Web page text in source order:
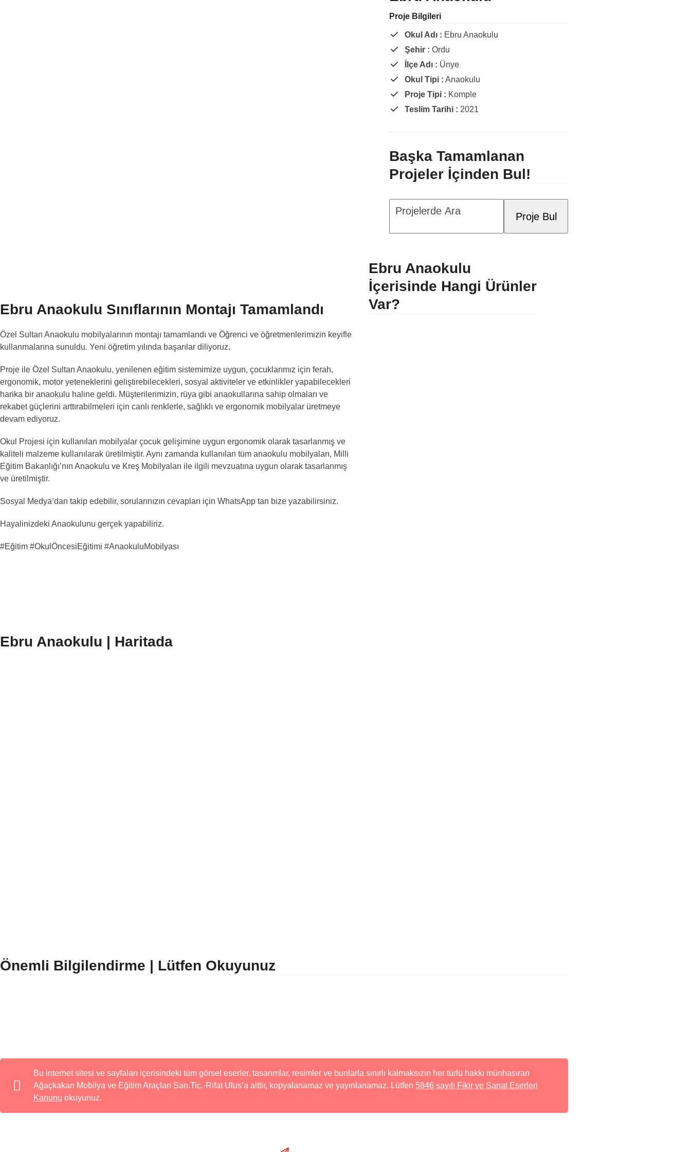
Proje Bilgileri
Okul Adı : Ebru Anaokulu
Şehir : Ordu
İlçe Adı : Ünye
Okul Tipi : Anaokulu
Proje Tipi : Komple
Teslim Tarihi : 2021
Başka Tamamlanan
Projeler İçinden Bul!
Projelerde
Proje Bul
Ebru Anaokulu Sınıflarının Montajı Tamamlandı
Özel Sultan Anaokulu mobilyalarının montajı tamamlandı ve Öğrenci ve öğretmenlerimizin keyifle
kullanmalarına sunuldu. Yeni öğretim yılında başarılar diliyoruz.
Proje ile Özel Sultan Anaokulu, yenilenen eğitim sistemimize uygun, çocuklarımız için ferah,
ergonomik, motor yeteneklerini geliştirebilecekleri, sosyal aktiviteler ve etkinlikler yapabilecekleri
harika bir anaokulu haline geldi. Müşterilerimizin, rüya gibi anaokullarına sahip olmaları ve
rekabet güçlerini arttırabilmeleri için canlı renklerle, sağlıklı ve ergonomik mobilyalar üretmeye
devam ediyoruz.
Okul Projesi için kullanılan mobilyalar çocuk gelişimine uygun ergonomik olarak tasarlanmış ve
kaliteli malzeme kullanılarak üretilmiştir. Aynı zamanda kullanılan tüm anaokulu mobilyaları, Milli
Eğitim Bakanlığı’nın Anaokulu ve Kreş Mobilyaları ile ilgili mevzuatına uygun olarak tasarlanmış
ve üretilmiştir.
Sosyal Medya’dan takip edebilir, sorularınızın cevapları için WhatsApp tan bize yazabilirsiniz.
Hayalinizdeki Anaokulunu gerçek yapabiliriz.
#Eğitim #OkulÖncesiEğitimi #AnaokuluMobilyası
Ebru Anaokulu
İçerisinde Hangi Ürünler
Var?
Ebru Anaokulu | Haritada
Önemli Bilgilendirme | Lütfen Okuyunuz
Bu internet sitesi ve sayfaları içerisindeki tüm görsel eserler, tasarımlar, resimler ve bunlarla sınırlı kalmaksızın her türlü hakkı münhasıran
Ağaçkakan Mobilya ve Eğitim Araçları San.Tic.-Rifat Ulus’a aittir, kopyalanamaz ve yayınlanamaz. Lütfen 5846 sayılı Fikir ve Sanat Eserleri
Kanunu okuyunuz.